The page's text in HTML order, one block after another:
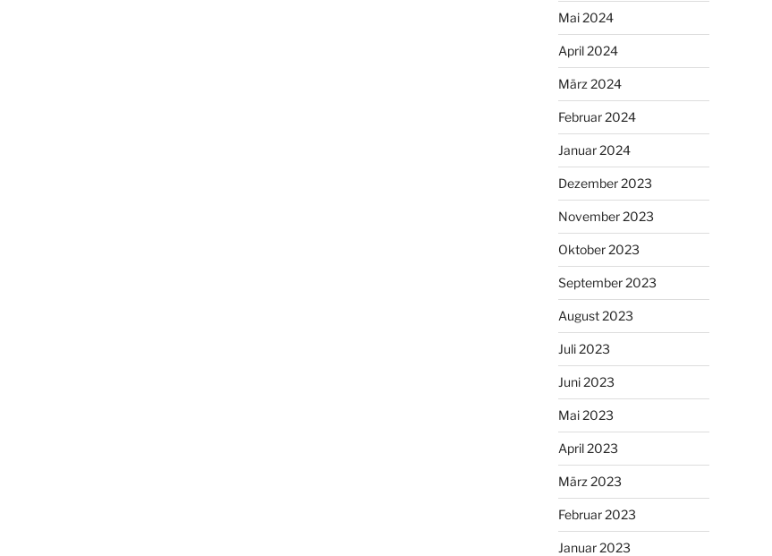
Mai 2024
April 2024
März 2024
Februar 2024
Januar 2024
Dezember 2023
November 2023
Oktober 2023
September 2023
August 2023
Juli 2023
Juni 2023
Mai 2023
April 2023
März 2023
Februar 2023
Januar 2023